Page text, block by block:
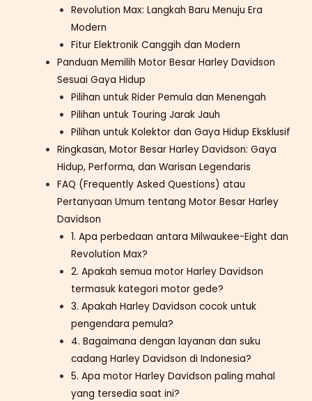
Revolution Max: Langkah Baru Menuju Era
Modern
Fitur Elektronik Canggih dan Modern
Panduan Memilih Motor Besar Harley Davidson
Sesuai Gaya Hidup
Pilihan untuk Rider Pemula dan Menengah
Pilihan untuk Touring Jarak Jauh
Pilihan untuk Kolektor dan Gaya Hidup Eksklusif
Ringkasan, Motor Besar Harley Davidson: Gaya
Hidup, Performa, dan Warisan Legendaris
FAQ (Frequently Asked Questions) atau
Pertanyaan Umum tentang Motor Besar Harley
Davidson
1. Apa perbedaan antara Milwaukee-Eight dan
Revolution Max?
2. Apakah semua motor Harley Davidson
termasuk kategori motor gede?
3. Apakah Harley Davidson cocok untuk
pengendara pemula?
4. Bagaimana dengan layanan dan suku
cadang Harley Davidson di Indonesia?
5. Apa motor Harley Davidson paling mahal
yang tersedia saat ini?